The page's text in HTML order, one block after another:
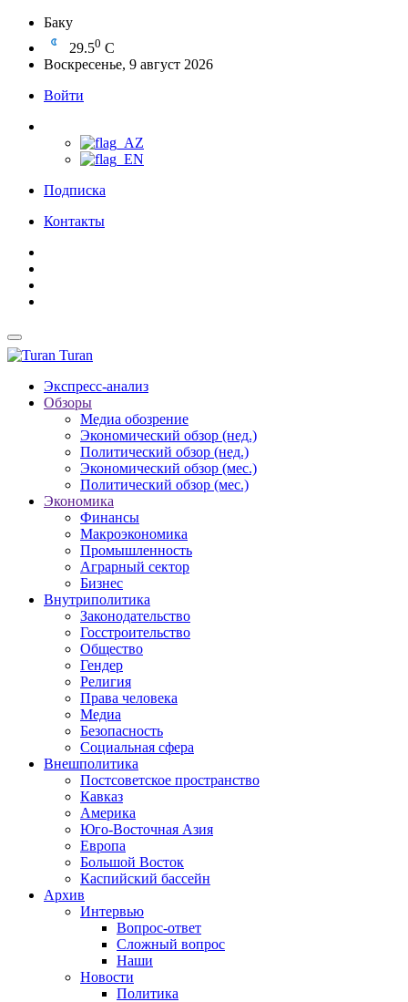
Баку
29.50 C
Воскресенье, 9 август 2026
Войти
Подписка
Контакты
Turan
Экспресс-анализ
Обзоры
Медиа обозрение
Экономический обзор (нед.)
Политический обзор (нед.)
Экономический обзор (мес.)
Политический обзор (мес.)
Экономика
Финансы
Макроэкономика
Промышленность
Аграрный сектор
Бизнес
Внутриполитика
Законодательство
Госстроительство
Общество
Гендер
Религия
Права человека
Медиа
Безопасность
Социальная сфера
Внешполитика
Постсоветское пространство
Кавказ
Америка
Юго-Восточная Азия
Европа
Большой Восток
Каспийский бассейн
Архив
Интервью
Вопрос-ответ
Сложный вопрос
Наши
Новости
Политика